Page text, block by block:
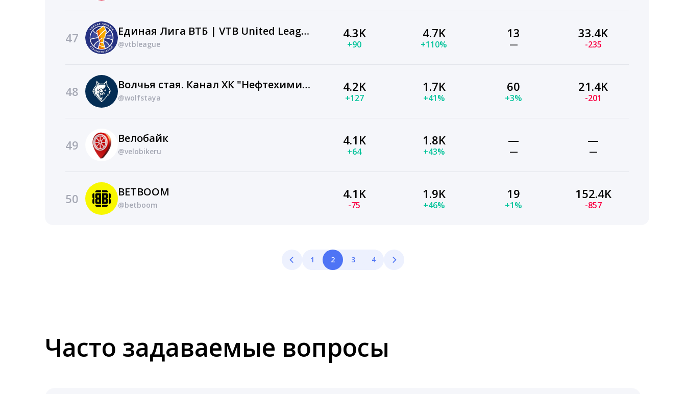
47 Единая Лига ВТБ | VTB United League
@vtbleague
4.3K
+90
4.7K
+110%
13
—
33.4K
-235
48 Волчья стая. Канал ХК "Нефтехимик"
@wolfstaya
4.2K
+127
1.7K
+41%
60
+3%
21.4K
-201
49 Велобайк
@velobikeru
4.1K
+64
1.8K
+43%
—
—
—
—
50 BETBOOM
@betboom
4.1K
-75
1.9K
+46%
19
+1%
152.4K
-857
1 2 3 4
Часто задаваемые вопросы